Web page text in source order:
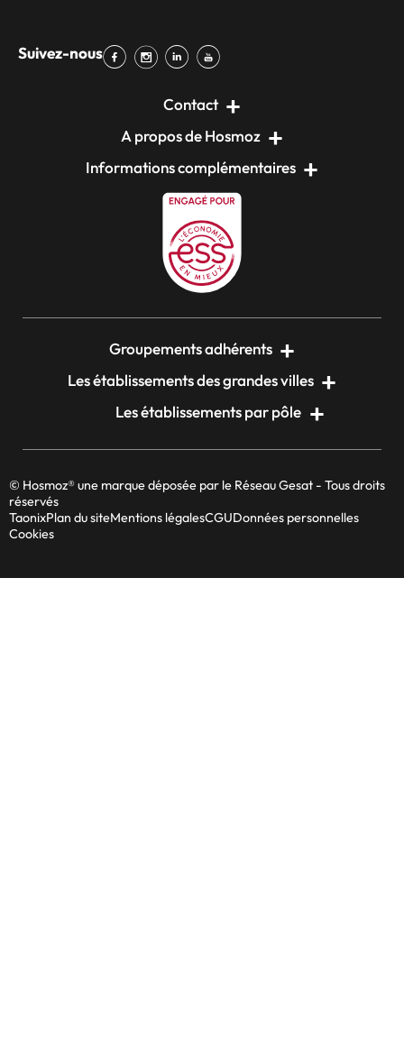
Suivez-nous
Contact
A propos de Hosmoz
Informations complémentaires
Groupements adhérents
Les établissements des grandes villes
Les établissements par pôle
© Hosmoz® une marque déposée par le Réseau Gesat - Tous droits
réservés
TaonixPlan du siteMentions légalesCGUDonnées personnelles
Cookies